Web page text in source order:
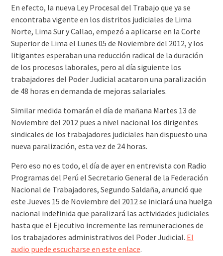
En efecto, la nueva Ley Procesal del Trabajo que ya se
encontraba vigente en los distritos judiciales de Lima
Norte, Lima Sur y Callao, empezó a aplicarse en la Corte
Superior de Lima el Lunes 05 de Noviembre del 2012, y los
litigantes esperaban una reducción radical de la duración
de los procesos laborales, pero al día siguiente los
trabajadores del Poder Judicial acataron una paralización
de 48 horas en demanda de mejoras salariales.
Similar medida tomarán el día de mañana Martes 13 de
Noviembre del 2012 pues a nivel nacional los dirigentes
sindicales de los trabajadores judiciales han dispuesto una
nueva paralización, esta vez de 24 horas.
Pero eso no es todo, el día de ayer en entrevista con Radio
Programas del Perú el Secretario General de la Federación
Nacional de Trabajadores, Segundo Saldaña, anunció que
este Jueves 15 de Noviembre del 2012 se iniciará una huelga
nacional indefinida que paralizará las actividades judiciales
hasta que el Ejecutivo incremente las remuneraciones de
los trabajadores administrativos del Poder Judicial. El
audio puede escucharse en este enlace.